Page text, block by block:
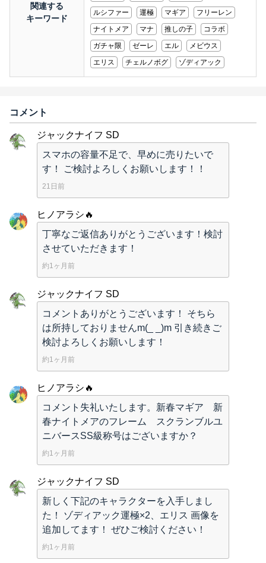
関連する
キーワード
ルシファー 運極 マギア
フリーレン
ナイトメア
マナ 推しの子
コラボ
ガチャ限
ゼーレ エル
メビウス
エリス
チェルノボグ ゾディアック
コメント
ジャックナイフ SD
スマホの容量不足で、早めに売りたいで
す！ ご検討よろしくお願いします！！
21日前
ヒノアラシ🔥
丁寧なご返信ありがとうございます！検討
させていただきます！
約1ヶ月前
ジャックナイフ SD
コメントありがとうございます！ そちら
は所持しておりませんm(_ _)m 引き続きご
検討よろしくお願いします！
約1ヶ月前
ヒノアラシ🔥
コメント失礼いたします。新春マギア 新
春ナイトメアのフレーム スクランブルユ
ニバースSS級称号はございますか？
約1ヶ月前
ジャックナイフ SD
新しく下記のキャラクターを入手しまし
た！ ゾディアック運極×2、エリス 画像を
追加してます！ ぜひご検討ください！
約1ヶ月前